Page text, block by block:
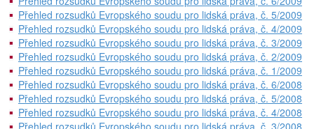
Přehled rozsudků Evropského soudu pro lidská práva, č. 5/2009
Přehled rozsudků Evropského soudu pro lidská práva, č. 4/2009
Přehled rozsudků Evropského soudu pro lidská práva, č. 3/2009
Přehled rozsudků Evropského soudu pro lidská práva, č. 2/2009
Přehled rozsudků Evropského soudu pro lidská práva, č. 1/2009
Přehled rozsudků Evropského soudu pro lidská práva, č. 6/2008
Přehled rozsudků Evropského soudu pro lidská práva, č. 5/2008
Přehled rozsudků Evropského soudu pro lidská práva, č. 4/2008
Přehled rozsudků Evropského soudu pro lidská práva, č. 3/2008